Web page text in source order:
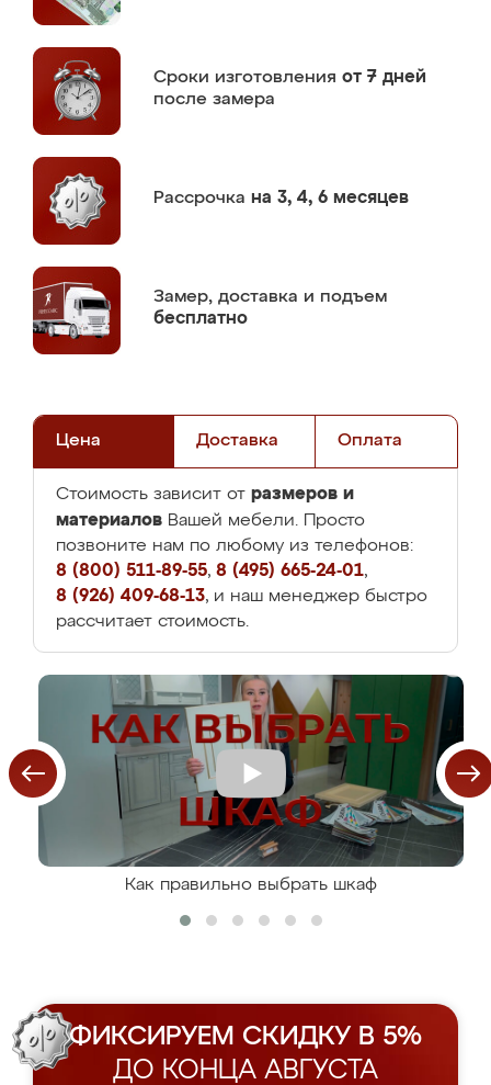
Сроки изготовления от 7 дней
после замера
Рассрочка на 3, 4, 6 месяцев
Замер, доставка и подъем
бесплатно
Цена Доставка Оплата
Стоимость зависит от размеров и
материалов Вашей мебели. Просто
позвоните нам по любому из телефонов:
8 (800) 511-89-55, 8 (495) 665-24-01,
8 (926) 409-68-13, и наш менеджер быстро
рассчитает стоимость.
Как правильно выбрать шкаф
ФИКСИРУЕМ СКИДКУ В 5%
ДО КОНЦА АВГУСТА